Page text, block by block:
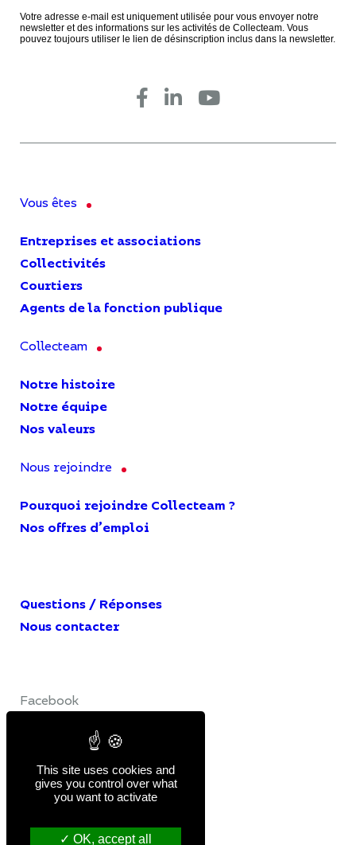
Votre adresse e-mail est uniquement utilisée pour vous envoyer notre
newsletter et des informations sur les activités de Collecteam. Vous
pouvez toujours utiliser le lien de désinscription inclus dans la newsletter.
Vous êtes
Entreprises et associations
Collectivités
Courtiers
Agents de la fonction publique
Collecteam
Notre histoire
Notre équipe
Nos valeurs
Nous rejoindre
Pourquoi rejoindre Collecteam ?
Nos offres d’emploi
Questions / Réponses
Nous contacter
Facebook
Politique de confidentialité
This site uses cookies and
gives you control over what
you want to activate
OK, accept all